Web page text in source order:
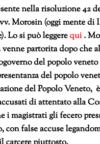
nella risoluzione 42
Morosin (oggi mente
Lo si può leggerequi .
partorita dopo che
del popolo
del popolo
del Popolo Veneto,
di attentato alla
i magistrati gli fecero
con false accuse